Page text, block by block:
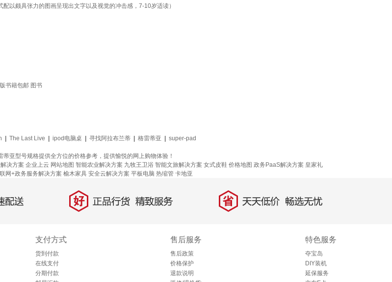
以颇具张力的图画呈现出文字以及视觉的冲击感，7-10岁适读）
书籍包邮 图书
The Last Live ipod电脑桌 寻找阿拉布兰蒂 格雷蒂亚
super-pad
亚型号规格提供全方位的价格参考，提供愉悦的网上购物体验！
决方案 企业上云 网站地图 智能农业解决方案 九牧王卫浴 智能文旅解决方案 女式皮鞋 价格地图 政务PaaS解决方案 皇家礼
网+政务服务解决方案 榆木家具 安全云解决方案 平板电脑 热缩管 卡地亚
送 好 正品行货，精致服务 省 天天低价，畅选无忧
支付方式
货到付款
在线支付
分期付款
售后服务
售后政策
价格保护
退款说明
特色服务
夺宝岛
DIY装机
延保服务